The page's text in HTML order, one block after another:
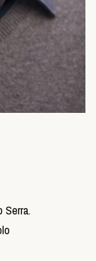
Serra.